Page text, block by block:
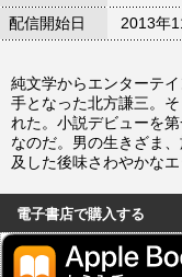
配信開始日 2013年
純文学からエンターテ
手となった北方謙三。
れた。小説デビューを
なのだ。男の生きざま
及した後味さわやかなエ
電子書店で購入する